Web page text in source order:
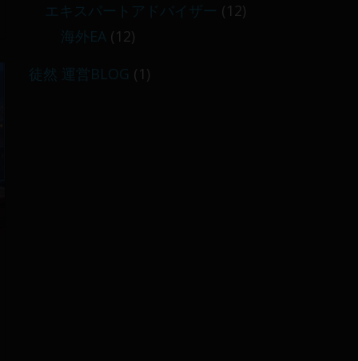
エキスパートアドバイザー (12)
海外EA (12)
徒然 運営BLOG (1)